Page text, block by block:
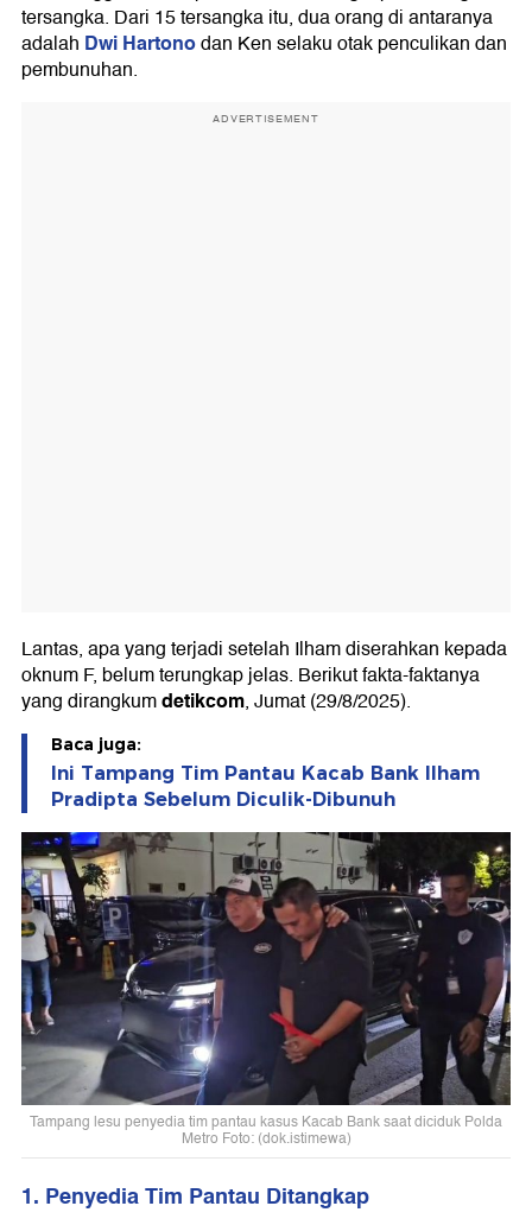
tersangka. Dari 15 tersangka itu, dua orang di antaranya
adalah Dwi Hartonodan Ken selaku otak penculikan dan
pembunuhan.
ADVERTISEMENT
Lantas, apa yang terjadi setelah Ilham diserahkan kepada
oknum F, belum terungkap jelas. Berikut fakta-faktanya
yang dirangkumdetikcom, Jumat (29/8/2025).
Baca juga:
Ini Tampang Tim Pantau Kacab Bank Ilham
Pradipta Sebelum Diculik-Dibunuh
Tampang lesu penyedia tim pantau kasus Kacab Bank saat diciduk Polda
Metro Foto: (dok.istimewa)
1. Penyedia Tim Pantau Ditangkap